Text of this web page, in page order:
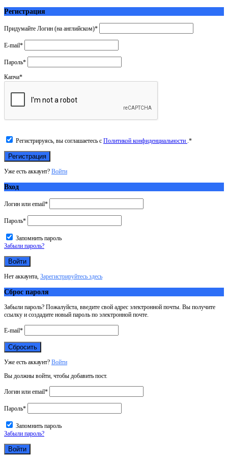
Регистрация
Придумайте Логин (на английском)*
E-mail*
Пароль*
Капча*
Регистрируясь, вы соглашаетесь с Политикой конфиденциальности .*
Уже есть аккаунт? Войти
Вход
Логин или email*
Пароль*
Запомнить пароль
Забыли пароль?
Нет аккаунта, Зарегистрируйтесь здесь
Сброс пароля
Забыли пароль? Пожалуйста, введите свой адрес электронной почты. Вы получите
ссылку и создадите новый пароль по электронной почте.
E-mail*
Уже есть аккаунт? Войти
Вы должны войти, чтобы добавить пост.
Логин или email*
Пароль*
Запомнить пароль
Забыли пароль?